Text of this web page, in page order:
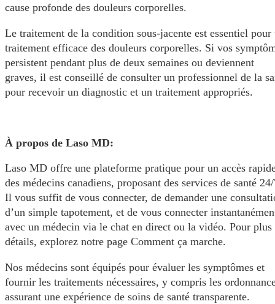
cause profonde des douleurs corporelles.
Le traitement de la condition sous-jacente est essentiel pour
traitement efficace des douleurs corporelles. Si vos
persistent pendant plus de deux semaines ou deviennent
graves, il est conseillé de consulter un professionnel de la
pour recevoir un diagnostic et un traitement appropriés.
À propos de Laso MD:
Laso MD offre une plateforme pratique pour un accès
des médecins canadiens, proposant des services de santé
Il vous suffit de vous connecter, de demander une
d’un simple tapotement, et de vous connecter
avec un médecin via le chat en direct ou la vidéo. Pour plus
détails, explorez notre page Comment ça marche.
Nos médecins sont équipés pour évaluer les symptômes et
fournir les traitements nécessaires, y compris les
assurant une expérience de soins de santé transparente.